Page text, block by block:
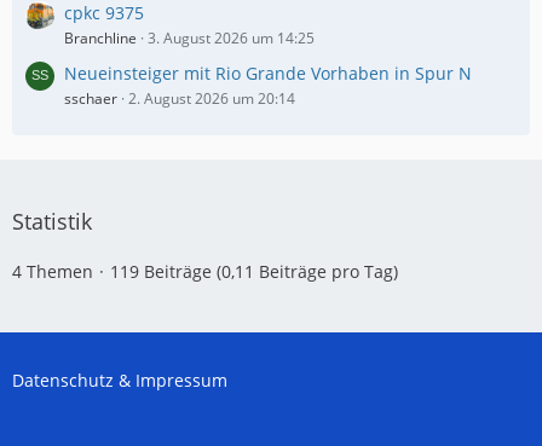
cpkc 9375
Branchline 3. August 2026 um 14:25
Neueinsteiger mit Rio Grande Vorhaben in Spur N
sschaer 2. August 2026 um 20:14
Statistik
4 Themen 119 Beiträge (0,11 Beiträge pro Tag)
Datenschutz & Impressum